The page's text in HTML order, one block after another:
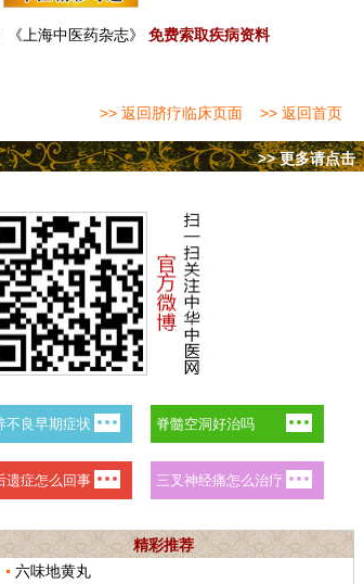
《上海中医药杂志》 免费索取疾病资料
>> 返回脐疗临床页面 >> 返回首页
>> 更多请点击
精彩推荐
六味地黄丸